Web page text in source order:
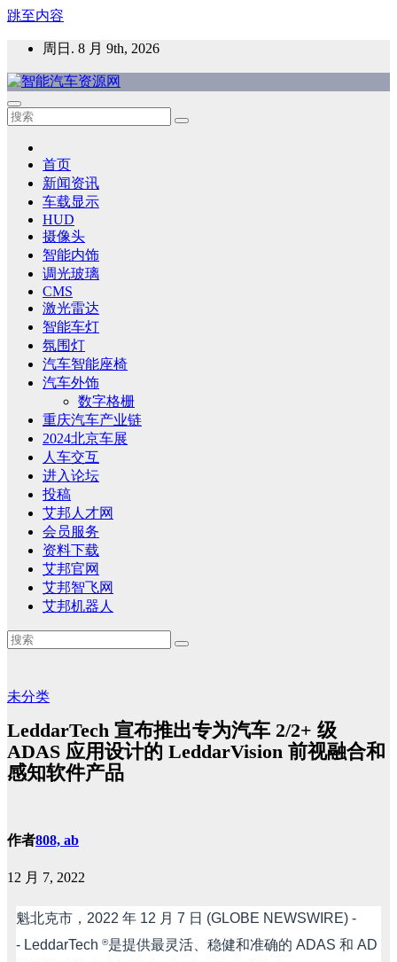
跳至内容
周日. 8 月 9th, 2026
智能汽车资源网
智能表面，智能内饰，新能源汽车，HMI，人车交互，智能车
首页
新闻资讯
车载显示
HUD
摄像头
智能内饰
调光玻璃
CMS
激光雷达
智能车灯
氛围灯
汽车智能座椅
汽车外饰
数字格栅
重庆汽车产业链
2024北京车展
人车交互
进入论坛
投稿
艾邦人才网
会员服务
资料下载
艾邦官网
艾邦智飞网
艾邦机器人
未分类
LeddarTech 宣布推出专为汽车 2/2+ 级
ADAS 应用设计的 LeddarVision 前视融合和
感知软件产品
作者808, ab
12 月 7, 2022
魁北克市， 2022 年 12 月 7 日 (GLOBE NEWSWIRE) -
- LeddarTech ®是提供最灵活、稳健和准确的 ADAS 和 AD